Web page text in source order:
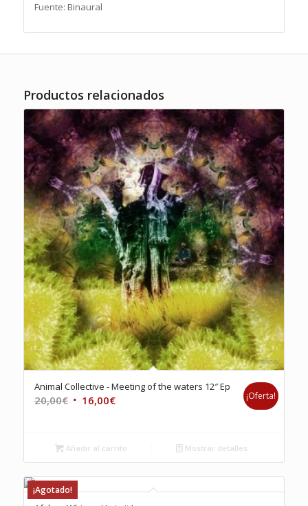
Fuente: Binaural
Productos relacionados
Animal Collective ‎- Meeting of the waters 12″ Ep
20,00€ El
era:
20,00€.
16,00€El
es:
16,00€.
¡Oferta!
Añadir al carrito Mostrar detalles
¡Agotado!